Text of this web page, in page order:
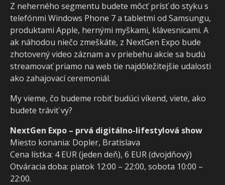
Z neherného segmentu budete môcť prísť do styku s
telefónmi Windows Phone 7 a tabletmi od Samsungu,
produktami Apple, hernými myškami, klávesnicami. A
ak náhodou niečo zmeškáte, z NextGen Expo bude
zhotovený video záznam a v priebehu akcie sa budú
streamovať priamo na web tie najdôležitejšie udalosti
ako zahajovací ceremoniál.
My vieme, čo budeme robiť budúci víkend, viete, ako
budete tráviť vy?
NextGen Expo – prvá digitálno-lifestylová show
Miesto konania: Dopler, Bratislava
Cena lístka: 4 EUR (jeden deň), 6 EUR (dvojdňový)
Otváracia doba: piatok 12:00 – 22:00, sobota 10:00 –
22:00.